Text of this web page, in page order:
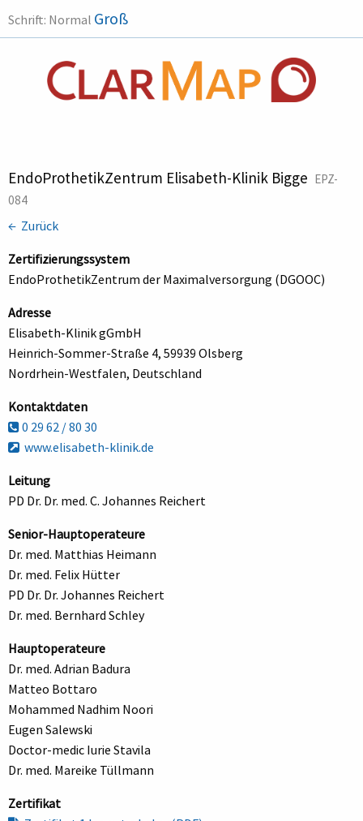
Schrift: Normal Groß
EndoProthetikZentrum Elisabeth-Klinik Bigge EPZ-
084
← Zurück
Zertifizierungssystem
EndoProthetikZentrum der Maximalversorgung (DGOOC)
Adresse
Elisabeth-Klinik gGmbH
Heinrich-Sommer-Straße 4, 59939 Olsberg
Nordrhein-Westfalen, Deutschland
Kontaktdaten
0 29 62 / 80 30
www.elisabeth-klinik.de
Leitung
PD Dr. Dr. med. C. Johannes Reichert
Senior-Hauptoperateure
Dr. med. Matthias Heimann
Dr. med. Felix Hütter
PD Dr. Dr. Johannes Reichert
Dr. med. Bernhard Schley
Hauptoperateure
Dr. med. Adrian Badura
Matteo Bottaro
Mohammed Nadhim Noori
Eugen Salewski
Doctor-medic Iurie Stavila
Dr. med. Mareike Tüllmann
Zertifikat